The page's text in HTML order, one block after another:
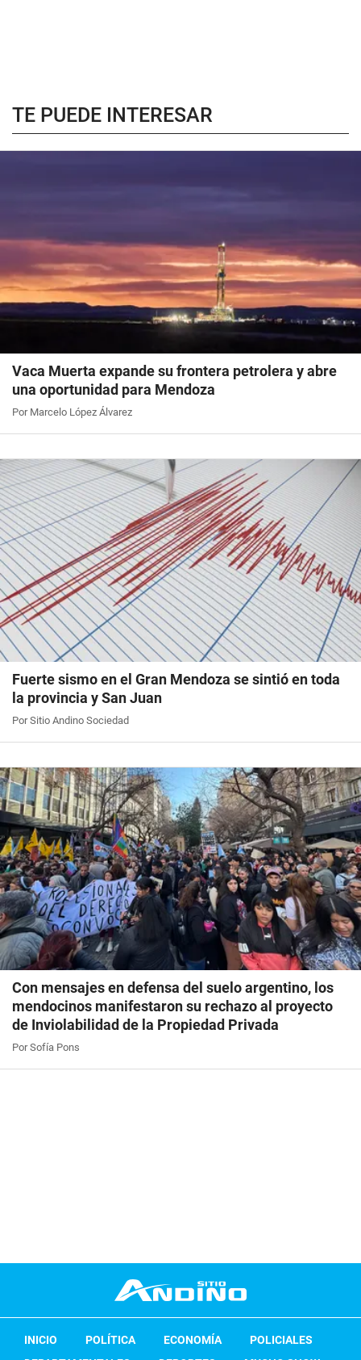
TE PUEDE INTERESAR
Vaca Muerta expande su frontera petrolera y abre
una oportunidad para Mendoza
Por Marcelo López Álvarez
Fuerte sismo en el Gran Mendoza se sintió en toda
la provincia y San Juan
Por Sitio Andino Sociedad
Con mensajes en defensa del suelo argentino, los
mendocinos manifestaron su rechazo al proyecto
de Inviolabilidad de la Propiedad Privada
Por Sofía Pons
INICIO POLÍTICA ECONOMÍA
POLICIALES